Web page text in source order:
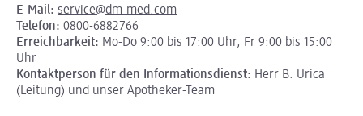
E-Mail: service@dm-med.com
Telefon: 0800-6882766
Erreichbarkeit: Mo-Do 9:00 bis 17:00 Uhr, Fr 9:00 bis 15:00
Uhr
Kontaktperson für den Informationsdienst: Herr B. Urica
(Leitung) und unser Apotheker-Team